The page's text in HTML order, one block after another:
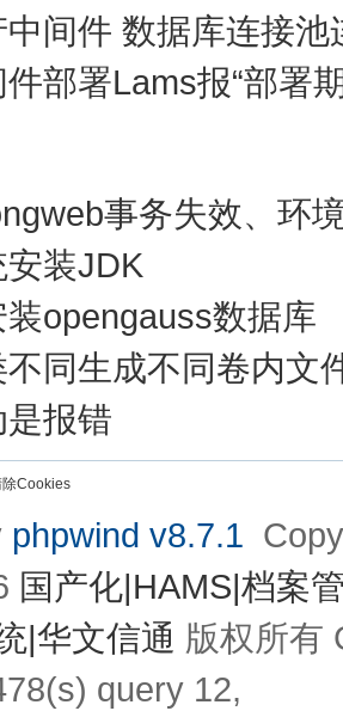
间件 数据库连接池
部署Lams报“部署
事务失效、环
装JDK
opengauss数据库
同生成不同卷内文
报错
除Cookies
phpwind v8.7.1
国产化|HAMS|档案
|华文信通 版权所有
query 12,